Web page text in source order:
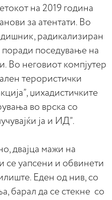
на 2019 година
за атентати. Во
радикализиран
поседување на
Во неговиот компјутер
терористички
џихадистичките
во врска со
ја и ИД”.
двајца мажи на
се уапсени и обвинети
Еден од нив, со
барал да се стекне со